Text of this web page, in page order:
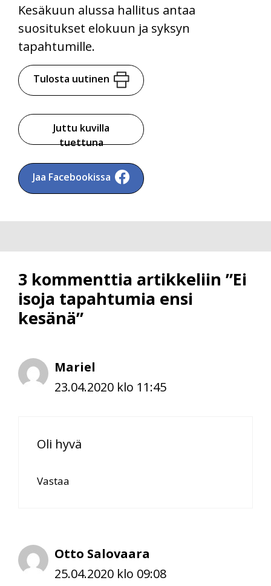
Kesäkuun alussa hallitus antaa
suositukset elokuun ja syksyn
tapahtumille.
Tulosta uutinen
Juttu kuvilla
tuettuna
Jaa Facebookissa
3 kommenttia artikkeliin ”Ei
isoja tapahtumia ensi
kesänä”
Mariel
23.04.2020 klo 11:45
Oli hyvä
Vastaa
Otto Salovaara
25.04.2020 klo 09:08